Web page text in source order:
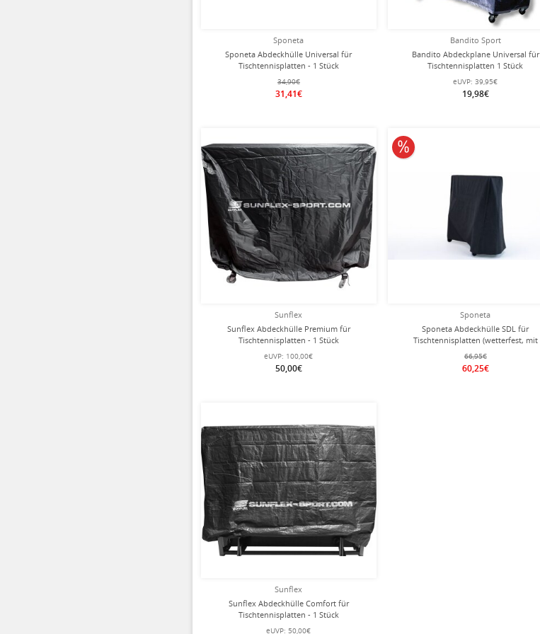
Sponeta
Sponeta Abdeckhülle Universal für
Tischtennisplatten - 1 Stück
34,90€
31,41€
Bandito Sport
Bandito Abdeckplane Universal für
Tischtennisplatten 1 Stück
eUVP: 39,95€
19,98€
Sunflex
Sunflex Abdeckhülle Premium für
Tischtennisplatten - 1 Stück
eUVP: 100,00€
50,00€
Sponeta
Sponeta Abdeckhülle SDL für
Tischtennisplatten (wetterfest, mit
66,95€
60,25€
10% reduziert
Sunflex
Sunflex Abdeckhülle Comfort für
Tischtennisplatten - 1 Stück
eUVP: 50,00€